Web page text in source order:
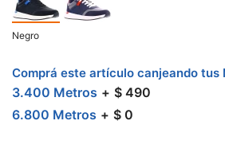
Negro
Comprá este artículo canjeando tus
3.400 Metros $ 490
6.800 Metros $ 0